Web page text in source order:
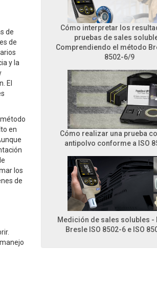
de
de
y la
El
en
los
de
Cómo interpretar los
pruebas de sales
Comprendiendo el método
8502-6/9
Cómo realizar una prueba
antipolvo conforme a ISO
Medición de sales solubles -
Bresle ISO 8502-6 e ISO